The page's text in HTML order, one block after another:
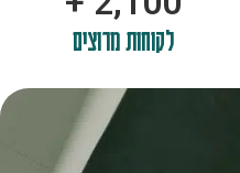
לקוחות מרוצים